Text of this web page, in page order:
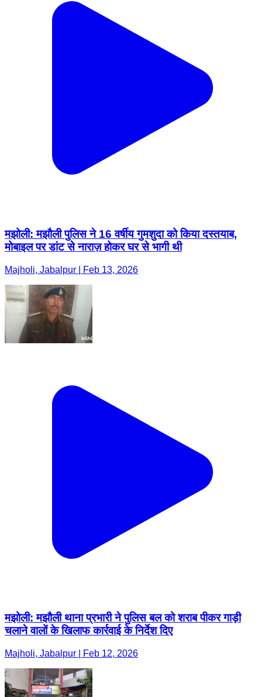
मझोली: मझौली पुलिस ने 16 वर्षीय गुमशुदा को किया दस्तयाब,
मोबाइल पर डांट से नाराज़ होकर घर से भागी थी
Majholi, Jabalpur | Feb 13, 2026
मझोली: मझौली थाना प्रभारी ने पुलिस बल को शराब पीकर गाड़ी
चलाने वालों के खिलाफ कार्रवाई के निर्देश दिए
Majholi, Jabalpur | Feb 12, 2026